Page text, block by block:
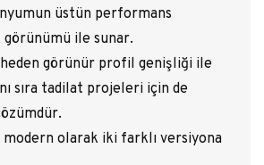
üstün performans
ile sunar.
görünür profil genişliği ile
sıra tadilat projeleri için de
olarak iki farklı versiyona